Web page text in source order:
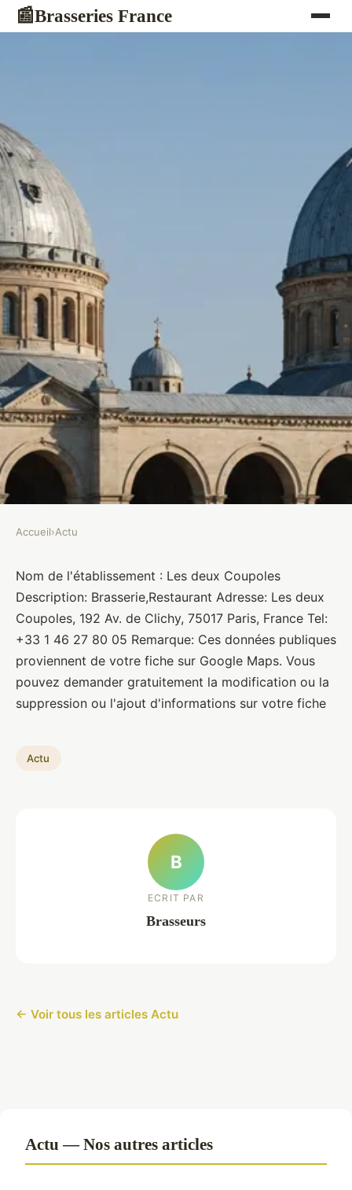
📰Brasseries France
Les deux Coupoles
Brasseurs• 10 janvier 2022•1 min de lecture
Accueil›Actu
Nom de l'établissement : Les deux Coupoles
Description: Brasserie,Restaurant Adresse: Les deux
Coupoles, 192 Av. de Clichy, 75017 Paris, France Tel:
+33 1 46 27 80 05 Remarque: Ces données publiques
proviennent de votre fiche sur Google Maps. Vous
pouvez demander gratuitement la modification ou la
suppression ou l'ajout d'informations sur votre fiche
Actu
B
ECRIT PAR
Brasseurs
← Voir tous les articles Actu
Actu — Nos autres articles